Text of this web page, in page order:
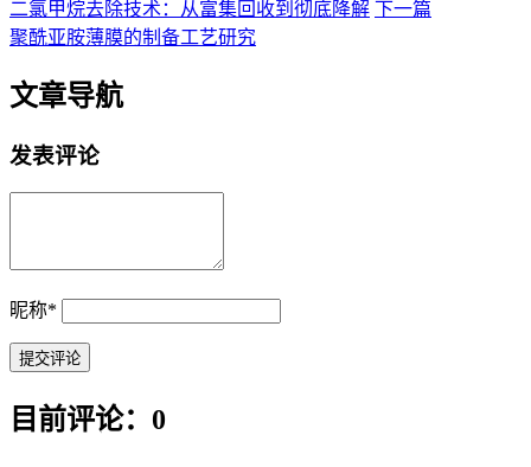
二氯甲烷去除技术：从富集回收到彻底降解 下一篇
聚酰亚胺薄膜的制备工艺研究
文章导航
发表评论
昵称*
目前评论：0